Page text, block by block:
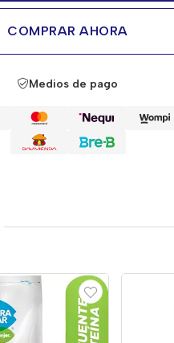
COMPRAR AHORA
Medios de pago